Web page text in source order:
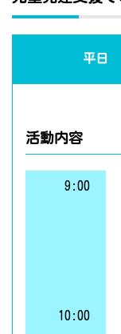
平日
活動内容
9:00
10:00